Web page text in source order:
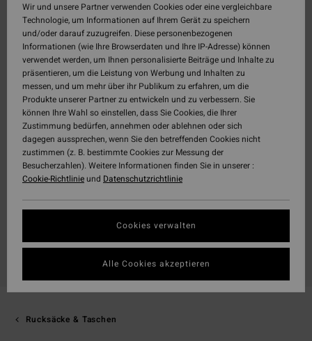
Rucksäcke & Taschen
Wir und unsere Partner verwenden Cookies oder eine vergleichbare
Technologie, um Informationen auf Ihrem Gerät zu speichern
und/oder darauf zuzugreifen. Diese personenbezogenen
Informationen (wie Ihre Browserdaten und Ihre IP-Adresse) können
verwendet werden, um Ihnen personalisierte Beiträge und Inhalte zu
präsentieren, um die Leistung von Werbung und Inhalten zu
messen, und um mehr über ihr Publikum zu erfahren, um die
Produkte unserer Partner zu entwickeln und zu verbessern. Sie
können Ihre Wahl so einstellen, dass Sie Cookies, die Ihrer
Zustimmung bedürfen, annehmen oder ablehnen oder sich
dagegen aussprechen, wenn Sie den betreffenden Cookies nicht
zustimmen (z. B. bestimmte Cookies zur Messung der
Besucherzahlen). Weitere Informationen finden Sie in unserer :
Cookie-Richtlinieund Datenschutzrichtlinie
Cookies verwalten
Alle Cookies akzeptieren